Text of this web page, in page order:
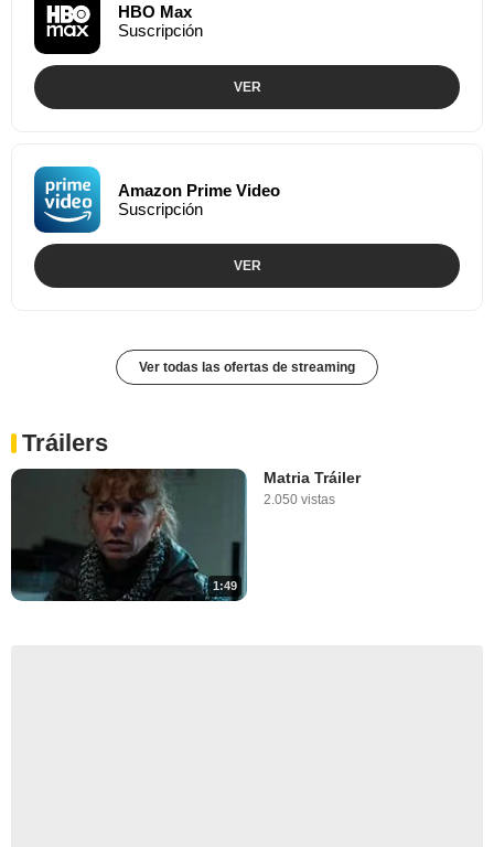
HBO Max
Suscripción
VER
Amazon Prime Video
Suscripción
VER
Ver todas las ofertas de streaming
Tráilers
1:49
Matria Tráiler
2.050 vistas